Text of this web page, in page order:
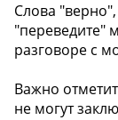
Слова
"переведите"
разговоре с
Важно
не могут